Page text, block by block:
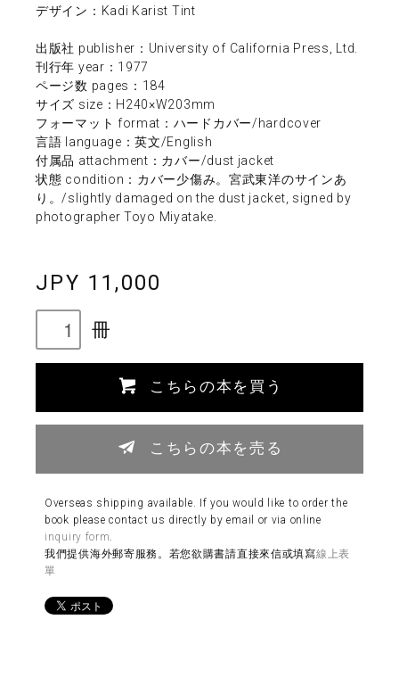
デザイン：Kadi Karist Tint
出版社 publisher：University of California Press, Ltd.
刊行年 year：1977
ページ数 pages：184
サイズ size：H240×W203mm
フォーマット format：ハードカバー/hardcover
言語 language：英文/English
付属品 attachment：カバー/dust jacket
状態 condition：カバー少傷み。宮武東洋のサインあ
り。/slightly damaged on the dust jacket, signed by
photographer Toyo Miyatake.
JPY 11,000
冊
こちらの本を買う
こちらの本を売る
Overseas shipping available. If you would like to order the
book please contact us directly by email or via online
inquiry form
我們提供海外郵寄服務。若您欲購書請直接來信或填寫線上表
單